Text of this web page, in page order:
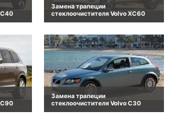
Замена трапеции
стеклоочистителя Volvo XC60
Замена трапеции
стеклоочистителя Volvo C30